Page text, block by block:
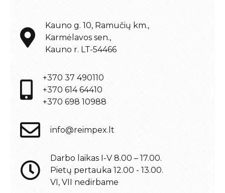
Kauno g. 10, Ramučių km.,
Karmėlavos sen.,
Kauno r. LT-54466
+370 37 490110
+370 614 64410
+370 698 10988
info@reimpex.lt
Darbo laikas I-V 8.00 – 17.00.
Pietų pertauka 12.00 - 13.00.
VI, VII nedirbame